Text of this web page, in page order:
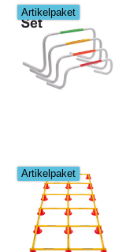
Artikelpaket
Artikelpaket